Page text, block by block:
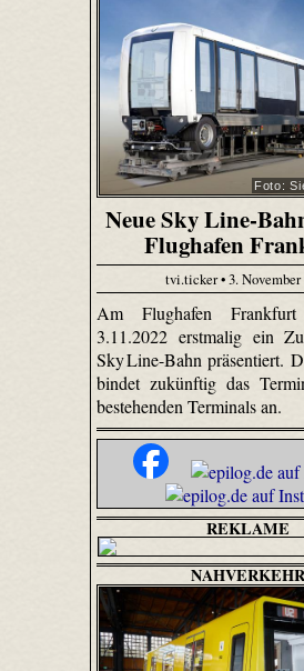
Foto:
Neue Sky Line-
Flughafen
tvi.ticker • 3. November
Am Flughafen
3.11.2022 erstmalig ein
Sky Line-Bahn präsentiert.
bindet zukünftig das
bestehenden Terminals an.
REKLAME
NAHVERKEHR